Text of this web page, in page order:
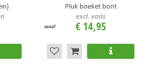
Pluk boeket bont
excl. vaas
vanaf € 14,95